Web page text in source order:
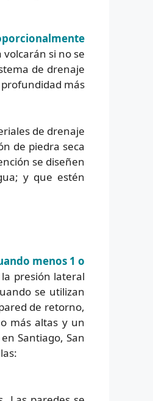
si no se
de drenaje
más
de drenaje
de piedra seca
se diseñen
y que estén
menos 1 o
presión lateral
se utilizan
de retorno,
más altas y un
Santiago, San